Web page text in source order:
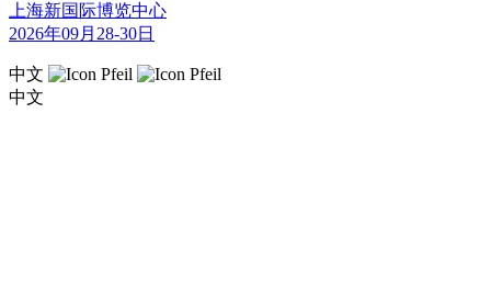
上海新国际博览中心
2026年09月28-30日
中文
中文